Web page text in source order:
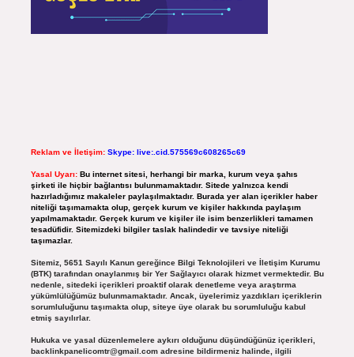
Reklam ve İletişim: Skype: live:.cid.575569c608265c69
Yasal Uyarı: Bu internet sitesi, herhangi bir marka, kurum veya şahıs
şirketi ile hiçbir bağlantısı bulunmamaktadır. Sitede yalnızca kendi
hazırladığımız makaleler paylaşılmaktadır. Burada yer alan içerikler haber
niteliği taşımamakta olup, gerçek kurum ve kişiler hakkında paylaşım
yapılmamaktadır. Gerçek kurum ve kişiler ile isim benzerlikleri tamamen
tesadüfidir. Sitemizdeki bilgiler taslak halindedir ve tavsiye niteliği
taşımazlar.
Sitemiz, 5651 Sayılı Kanun gereğince Bilgi Teknolojileri ve İletişim Kurumu
(BTK) tarafından onaylanmış bir Yer Sağlayıcı olarak hizmet vermektedir. Bu
nedenle, sitedeki içerikleri proaktif olarak denetleme veya araştırma
yükümlülüğümüz bulunmamaktadır. Ancak, üyelerimiz yazdıkları içeriklerin
sorumluluğunu taşımakta olup, siteye üye olarak bu sorumluluğu kabul
etmiş sayılırlar.
Hukuka ve yasal düzenlemelere aykırı olduğunu düşündüğünüz içerikleri,
backlinkpanelicomtr@gmail.comadresine bildirmeniz halinde, ilgili